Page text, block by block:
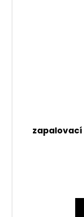
zapalovací